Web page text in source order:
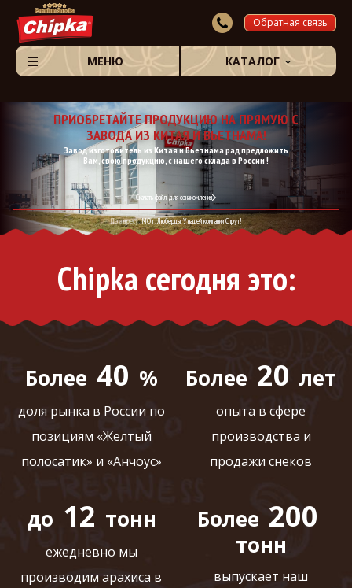
Обратная связь
МЕНЮ КАТАЛОГ
ПРИОБРЕТАЙТЕ ПРОДУКЦИЮ НА ПРЯМУЮ С
ЗАВОДА ИЗ КИТАЯ И ВЬЕТНАМА!
Завод изготовитель из Китая и Вьетнама рад предложить
Вам, свою продукцию, с нашего склада в России !
Скачать файл для ознакомления
По адресу:МО г. Люберцы. У нашей компании Спрут!
Chipka сегодня это:
Более 40 %
доля рынка в России по
позициям «Желтый
полосатик» и «Анчоус»
Более 20 лет
опыта в сфере
производства и
продажи снеков
до 12 тонн
ежедневно мы
производим арахиса в
Более 200
тонн
выпускает наш